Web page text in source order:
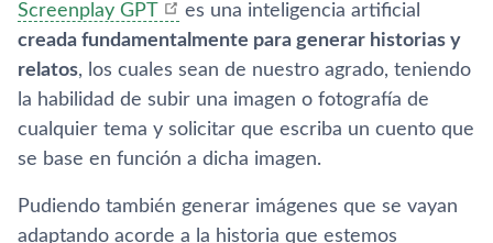
Screenplay GPT
es una inteligencia artificial
creada fundamentalmente para generar historias y
relatos, los cuales sean de nuestro agrado, teniendo
la habilidad de subir una imagen o fotografía de
cualquier tema y solicitar que escriba un cuento que
se base en función a dicha imagen.
Pudiendo también generar imágenes que se vayan
adaptando acorde a la historia que estemos